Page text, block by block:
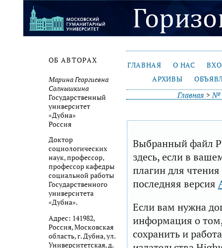
ОБ АВТОРАХ
Марина Георгиевна
Солнышкина
Государственный
университет
«Дубна»
Россия
Доктор
социологических
наук, профессор,
профессор кафедры
социальной работы
Государственного
университета
«Дубна».
Адрес: 141982,
Россия, Московская
область, г. Дубна, ул.
Университетская, д.
ГЛАВНАЯ О НАС
АРХИВЫ
Главная >№
Выбранный файл
здесь, если в
плагин для
последняя версия
Если вам нужна
информация о том,
сохранить и